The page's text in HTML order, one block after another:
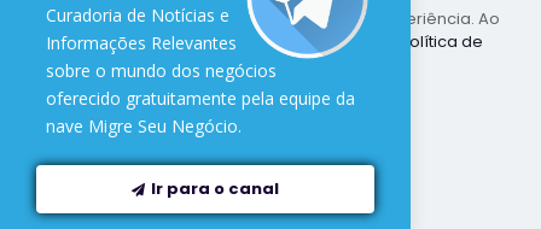
Desenvolvido na nave Migre Seu Negócio
Este site utiliza cookies para melhorar sua experiência. Ao
utilizar este site você concorda com nossa
Política de
Proteção de Dados
Ler mais
Aceitar tudo
Curadoria de Notícias e
Informações Relevantes
sobre o mundo dos negócios
oferecido gratuitamente pela equipe da
nave Migre Seu Negócio.
Ir para o canal